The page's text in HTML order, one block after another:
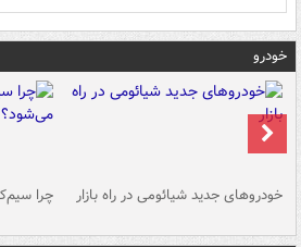
خودرو
خودروهای جدید شیائومی در راه بازار چرا